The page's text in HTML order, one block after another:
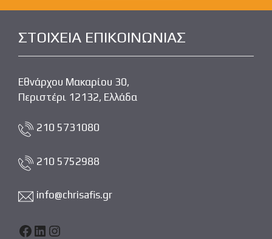
ΣΤΟΙΧΕΙΑ ΕΠΙΚΟΙΝΩΝΙΑΣ
Εθνάρχου Μακαρίου 30,
Περιστέρι 12132, Ελλάδα
210 5731080
210 5752988
info@chrisafis.gr
Facebook
LinkedIn
Instagram